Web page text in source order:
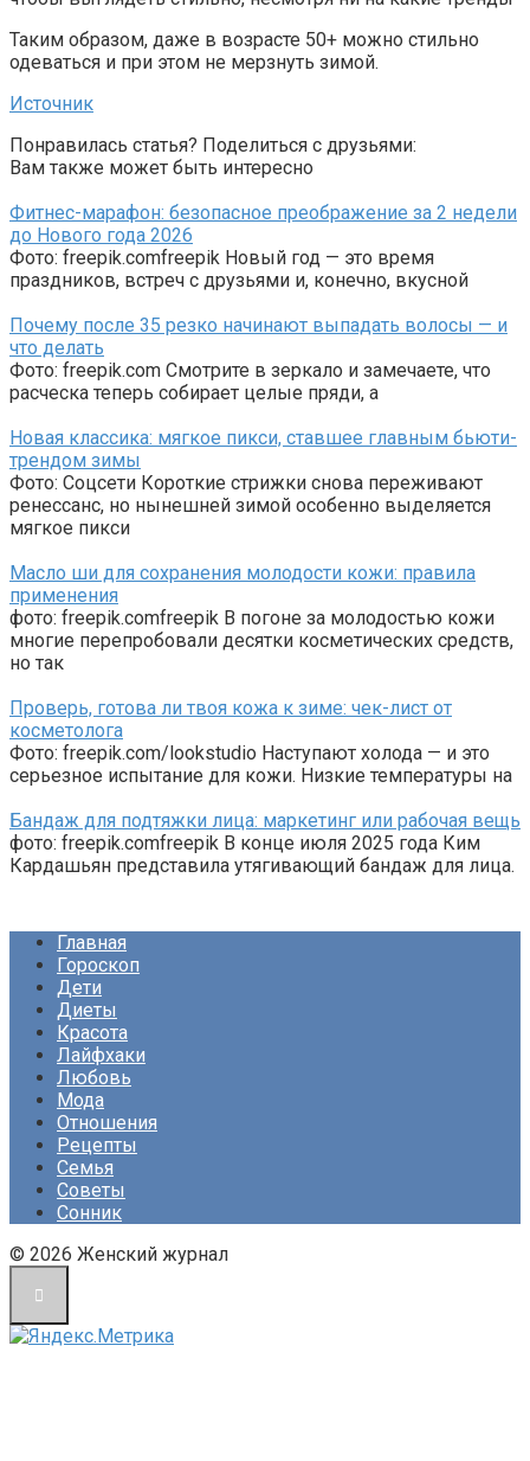
Таким образом, даже в возрасте 50+ можно стильно
одеваться и при этом не мерзнуть зимой.
Источник
Понравилась статья? Поделиться с друзьями:
Вам также может быть интересно
Фитнес-марафон: безопасное преображение за 2 недели
до Нового года 2026
Фото: freepik.comfreepik Новый год — это время
праздников, встреч с друзьями и, конечно, вкусной
Почему после 35 резко начинают выпадать волосы — и
что делать
Фото: freepik.com Смотрите в зеркало и замечаете, что
расческа теперь собирает целые пряди, а
Новая классика: мягкое пикси, ставшее главным бьюти-
трендом зимы
Фото: Соцсети Короткие стрижки снова переживают
ренессанс, но нынешней зимой особенно выделяется
мягкое пикси
Масло ши для сохранения молодости кожи: правила
применения
фото: freepik.comfreepik В погоне за молодостью кожи
многие перепробовали десятки косметических средств,
но так
Проверь, готова ли твоя кожа к зиме: чек-лист от
косметолога
Фото: freepik.com/lookstudio Наступают холода — и это
серьезное испытание для кожи. Низкие температуры на
Бандаж для подтяжки лица: маркетинг или рабочая вещь
фото: freepik.comfreepik В конце июля 2025 года Ким
Кардашьян представила утягивающий бандаж для лица.
Главная
Гороскоп
Дети
Диеты
Красота
Лайфхаки
Любовь
Мода
Отношения
Рецепты
Семья
Советы
Сонник
© 2026 Женский журнал